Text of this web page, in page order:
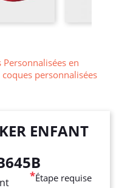
Personnalisées en
personnalisées
ENFANT
*Étape requise